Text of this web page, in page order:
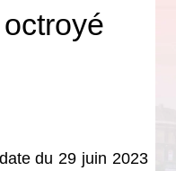
du 29 juin 2023